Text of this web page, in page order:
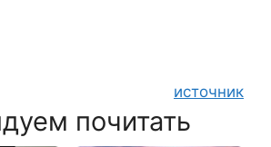
источник
почитать